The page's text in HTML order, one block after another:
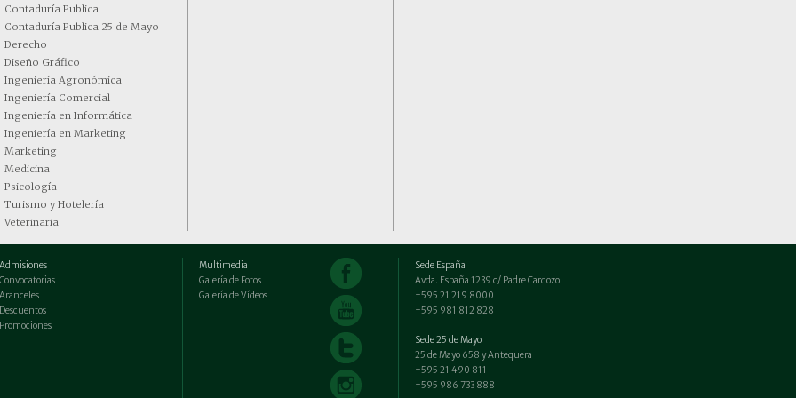
Contaduría Publica
Contaduría Publica 25 de Mayo
Derecho
Diseño Gráfico
Ingeniería Agronómica
Ingeniería Comercial
Ingeniería en Informática
Ingeniería en Marketing
Marketing
Medicina
Psicología
Turismo y Hotelería
Veterinaria
Admisiones
Convocatorias
Aranceles
Descuentos
Promociones
Multimedia
Galería de Fotos
Galería de Vídeos
Sede España
Avda. España 1239 c/ Padre Cardozo
+595 21 219 8000
+595 981 812 828
Sede 25 de Mayo
25 de Mayo 658 y Antequera
+595 21 490 811
+595 986 733 888